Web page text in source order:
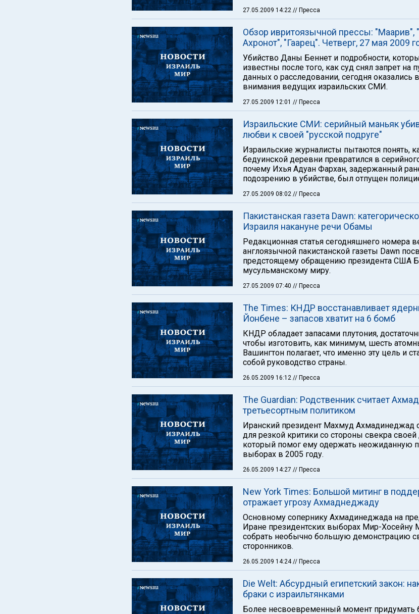
27.05.2009 14:22 // Пресса
Обзор ивритоязычной прессы: "Маарив",
Ахронот", "Гаарец". Четверг, 27 мая 2009
Убийство Даны Беннет и подробности,
известны после того, как суд снял запрет на
данных о расследовании, сегодня оказались
внимания ведущих израильских СМИ.
27.05.2009 12:01 // Пресса
Израильские СМИ: серийный маньяк
любви к своей "русской подруге"
Израильские журналисты пытаются понять,
бедуинской деревни превратился в
почему Ихья Адуан Фархан, задержанный
подозрению в убийстве, был отпущен
27.05.2009 08:02 // Пресса
Пакистанская газета Dawn:
Израиля накануне речи Обамы
Редакционная статья сегодняшнего номера
англоязычной пакистанской газеты Dawn
предстоящему обращению президента США
мусульманскому миру.
27.05.2009 07:40 // Пресса
The Times: КНДР восстанавливает
Йонбене – запасов хватит на 6 бомб
КНДР обладает запасами плутония,
чтобы изготовить, как минимум, шесть
Вашингтон полагает, что именно эту цель и
собой руководство страны.
26.05.2009 16:12 // Пресса
The Guardian: Родственник считает
третьесортным политиком
Иранский президент Махмуд
для резкой критики со стороны свекра своей
который помог ему одержать неожиданную
выборах в 2005 году.
26.05.2009 14:27 // Пресса
New York Times: Большой митинг в
отражает угрозу Ахмаднеджаду
Oсновному сопернику Ахмадинеджада на
Иране президентских выборах Мир-Хосейну
собрать необычно большую демонстрацию
сторонников.
26.05.2009 14:24// Пресса
Die Welt: Абсурдный египетский закон:
браки с израильтянками
Более несвоевременный момент придумать